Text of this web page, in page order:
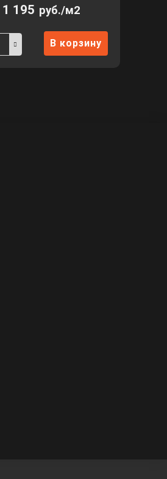
1 195 руб./м2
В корзину